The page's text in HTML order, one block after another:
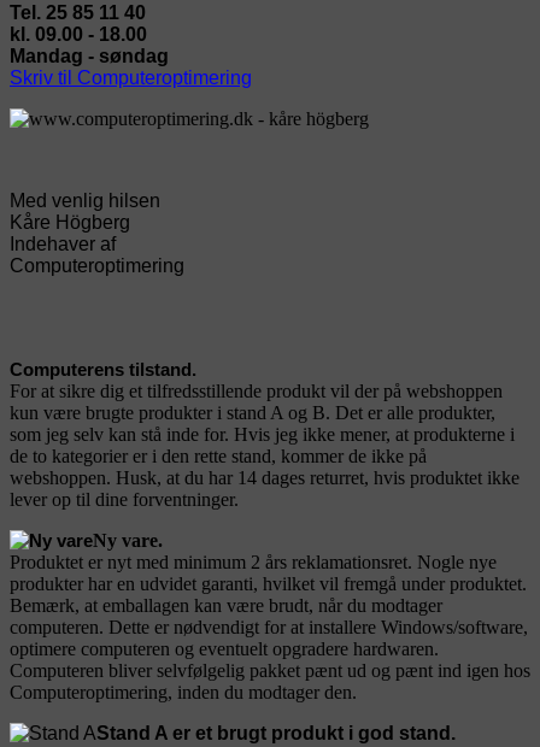
Tel. 25 85 11 40
kl. 09.00 - 18.00
Mandag - søndag
Skriv til Computeroptimering
Med venlig hilsen
Kåre Högberg
Indehaver af
Computeroptimering
Computerens tilstand.
For at sikre dig et tilfredsstillende produkt vil der på webshoppen
kun være brugte produkter i stand A og B. Det er alle produkter,
som jeg selv kan stå inde for. Hvis jeg ikke mener, at produkterne i
de to kategorier er i den rette stand, kommer de ikke på
webshoppen. Husk, at du har 14 dages returret, hvis produktet ikke
lever op til dine forventninger.
Ny vare.
Produktet er nyt med minimum 2 års reklamationsret. Nogle nye
produkter har en udvidet garanti, hvilket vil fremgå under produktet.
Bemærk, at emballagen kan være brudt, når du modtager
computeren. Dette er nødvendigt for at installere Windows/software,
optimere computeren og eventuelt opgradere hardwaren.
Computeren bliver selvfølgelig pakket pænt ud og pænt ind igen hos
Computeroptimering, inden du modtager den.
Stand A er et brugt produkt i god stand.